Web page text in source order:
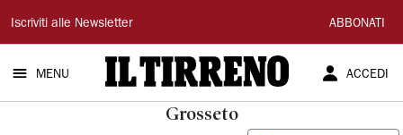
Il
Tirreno
Iscriviti alle Newsletter ABBONATI
MENU ACCEDI
Grosseto